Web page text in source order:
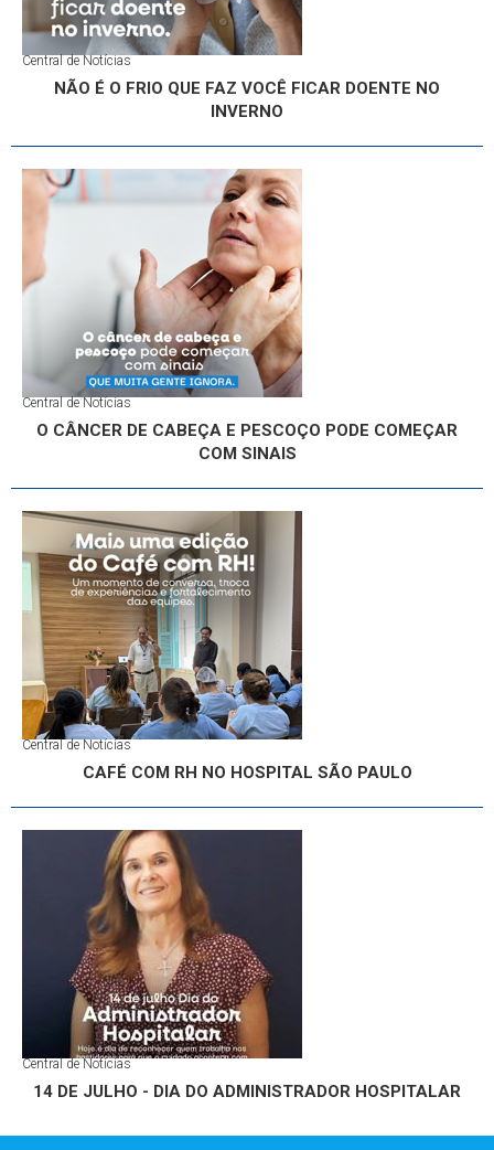
Central de Notícias
NÃO É O FRIO QUE FAZ VOCÊ FICAR DOENTE NO
INVERNO
Central de Notícias
O CÂNCER DE CABEÇA E PESCOÇO PODE COMEÇAR
COM SINAIS
Central de Notícias
CAFÉ COM RH NO HOSPITAL SÃO PAULO
Central de Notícias
14 DE JULHO - DIA DO ADMINISTRADOR HOSPITALAR